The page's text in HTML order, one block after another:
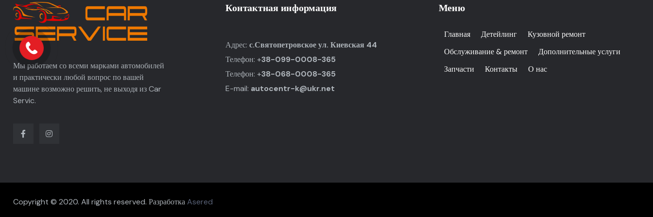
Мы работаем со всеми марками автомобилей
и практически любой вопрос по вашей
машине возможно решить, не выходя из Car
Servic.
Контактная информация
Адрес:с.Святопетровское ул. Киевская 44
Телефон: +38-099-0008-365
Телефон: +38-068-0008-365
E-mail: autocentr-k@ukr.net
Меню
Главная Детейлинг
Кузовной ремонт
Обслуживание & ремонт
Дополнительные услуги
Запчасти
Контакты О нас
Copyright © 2020. All rights reserved. РазработкаAsered